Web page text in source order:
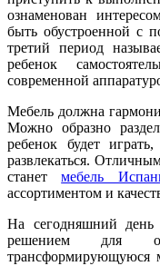
ознаменован
быть обустроенной с
третий период
ребенок
современной
Мебель должна
Можно образно
ребенок будет
развлекаться.
станетмебель
ассортиментом и
На сегодняшний день
решением для
трансформирующуюся